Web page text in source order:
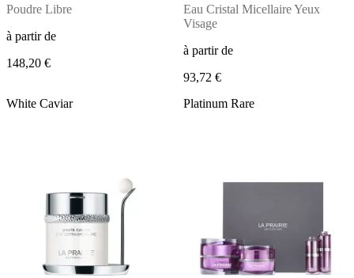
Poudre Libre
à partir de
148,20 €
Eau Cristal Micellaire Yeux
Visage
à partir de
93,72 €
White Caviar
Platinum Rare